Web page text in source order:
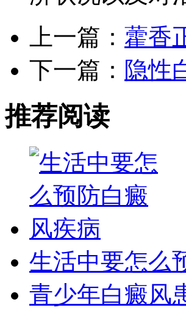
上一篇： 藿香
下一篇： 隐性
推荐阅读
生活中要怎么
青少年白癜风